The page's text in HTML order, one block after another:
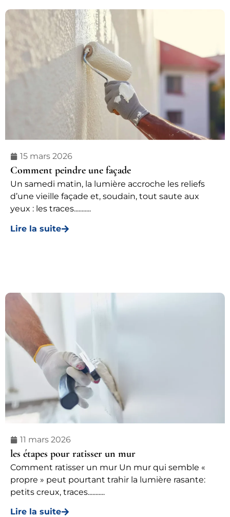
15 mars 2026
Comment peindre une façade
Un samedi matin, la lumière accroche les reliefs
d’une vieille façade et, soudain, tout saute aux
yeux : les traces...........
Lire la suite
11 mars 2026
les étapes pour ratisser un mur
Comment ratisser un mur Un mur qui semble «
propre » peut pourtant trahir la lumière rasante:
petits creux, traces...........
Lire la suite